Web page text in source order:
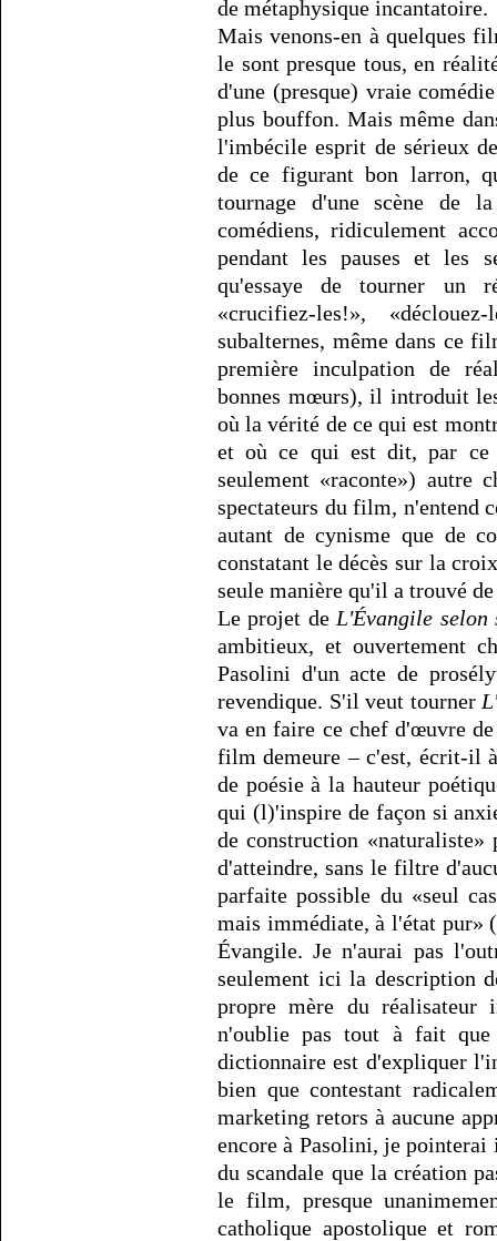
de métaphysique incantatoire.
Mais venons-en à quelques
le sont presque tous, en
d'une (presque) vraie
plus bouffon. Mais même
l'imbécile esprit de sérieux
de ce figurant bon larron,
tournage d'une scène de
comédiens, ridiculement
pendant les pauses et les
qu'essaye de tourner un
«crucifiez-les!»,
subalternes, même dans ce
première inculpation de
bonnes mœurs), il introduit
où la vérité de ce qui est
et où ce qui est dit, par ce
seulement «raconte») autre
spectateurs du film, n'entend
autant de cynisme que de
constatant le décès sur la
seule manière qu'il a trouvé
Le projet de L'Évangile
ambitieux, et ouvertement
Pasolini d'un acte de
revendique. S'il veut tourner
va en faire ce chef d'œuvre
film demeure – c'est, écrit-il
de poésie à la hauteur
qui (l)'inspire de façon si
de construction
d'atteindre, sans le filtre
parfaite possible du «seul
mais immédiate, à l'état pur»
Évangile. Je n'aurai pas
seulement ici la description
propre mère du
n'oublie pas tout à fait que
dictionnaire est d'expliquer
bien que contestant
marketing retors à aucune
encore à Pasolini, je
du scandale que la création
le film, presque
catholique apostolique et